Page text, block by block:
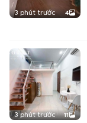
3 phút trước 4
3 phút trước 11